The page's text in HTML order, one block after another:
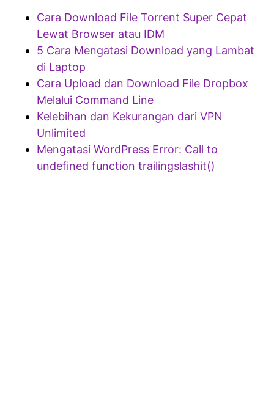
Cara Download File Torrent Super Cepat
Lewat Browser atau IDM
5 Cara Mengatasi Download yang Lambat
di Laptop
Cara Upload dan Download File Dropbox
Melalui Command Line
Kelebihan dan Kekurangan dari VPN
Unlimited
Mengatasi WordPress Error: Call to
undefined function trailingslashit()